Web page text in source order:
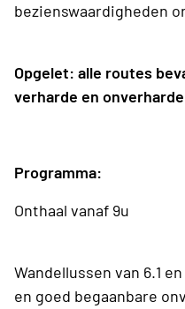
bezienswaardigheden
Opgelet: alle routes
verharde en
Programma:
Onthaal vanaf 9u
Wandellussen van 6.1
en goed begaanbare